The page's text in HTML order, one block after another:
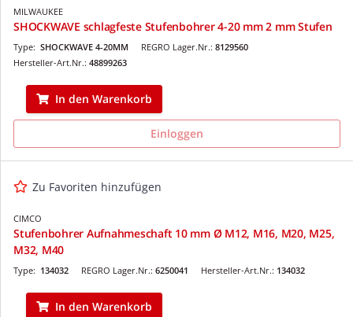
MILWAUKEE
SHOCKWAVE schlagfeste Stufenbohrer 4-20 mm 2 mm Stufen
REGRO Lager.Nr.: 8129560
Type: SHOCKWAVE 4-20MM
Hersteller-Art.Nr.: 48899263
In den Warenkorb
Einloggen
Zu Favoriten hinzufügen
CIMCO
Stufenbohrer Aufnahmeschaft 10 mm Ø M12, M16, M20, M25,
M32, M40
REGRO Lager.Nr.: 6250041
Type: 134032 Hersteller-Art.Nr.: 134032
In den Warenkorb